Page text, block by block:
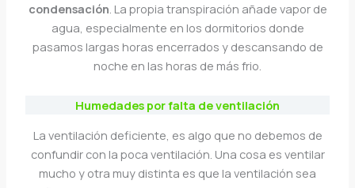
condensación. La propia transpiración añade vapor de
agua, especialmente en los dormitorios donde
pasamos largas horas encerrados y descansando de
noche en las horas de más frio.
Humedades por falta de ventilación
La ventilación deficiente, es algo que no debemos de
confundir con la poca ventilación. Una cosa es ventilar
mucho y otra muy distinta es que la ventilación sea